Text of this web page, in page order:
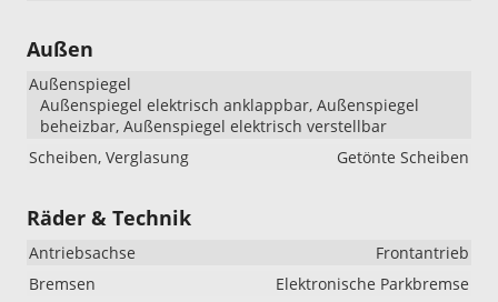
Außen
Außenspiegel
Außenspiegel elektrisch anklappbar, Außenspiegel
beheizbar, Außenspiegel elektrisch verstellbar
Scheiben, Verglasung
Getönte Scheiben
Räder & Technik
Antriebsachse
Frontantrieb
Bremsen
Elektronische Parkbremse